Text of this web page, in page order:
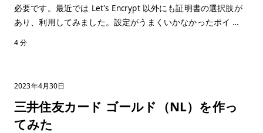
必要です。最近では Let's Encrypt 以外にも証明書の選択肢が
あり、利用してみました。設定がうまくいかなかったポイ …
4 分
2023年4月30日
三井住友カード ゴールド（NL）を作っ
てみた